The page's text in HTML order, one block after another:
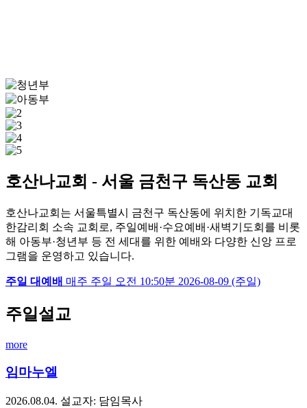
호산나교회 - 서울 금천구 독산동 교회
호산나교회는 서울특별시 금천구 독산동에 위치한 기독교대
한감리회 소속 교회로, 주일예배·수요예배·새벽기도회를 비롯
해 아동부·청년부 등 전 세대를 위한 예배와 다양한 신앙 프로
그램을 운영하고 있습니다.
주일 대예배 매주 주일 오전 10:50분 2026-08-09 (주일)
주일설교
more
임마누엘
2026.08.04. 설교자: 담임목사